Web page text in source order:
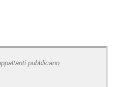
pubblicano: